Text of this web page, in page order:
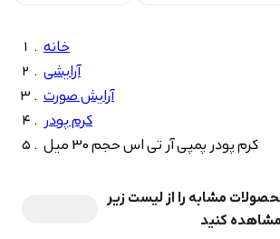
خانه
آرایشی
آرایش صورت
کرم پودر
کرم پودر پمپی آر تی اس حجم 30 میل
مشابه را از لیست زیر
مشاهده کنید